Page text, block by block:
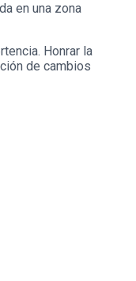
en una zona
Honrar la
de cambios